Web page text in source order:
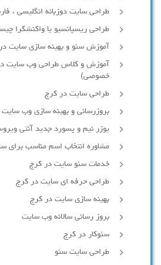
طراحی سایت دوزبانه انگلیسی ،
طراحی ریسپانسیو یا واکنشگرا
آموزش سئو و بهینه سازی سایت
آموزش و کلاس طراحی وب سایت
خصوصی)
طراحی سایت در کرج
بروزرسانی و بهینه سازی وب
یوزر نیم و پسورد جدید آنتی
مشاوره انتخاب اسم مناسب برای
خدمات سئو سایت در کرج
طراحی حرفه ای سایت در کرج
بهینه سازی سایت در کرج
بروز رسانی سالانه وب سایت
سئوکار در کرج
طراحی سایت سئو